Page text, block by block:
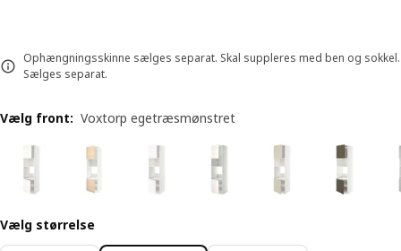
Ophængningsskinne sælges separat. Skal suppleres med ben og sokkel.
Sælges separat.
Vælg front: Voxtorp egetræsmønstret
Vælg størrelse